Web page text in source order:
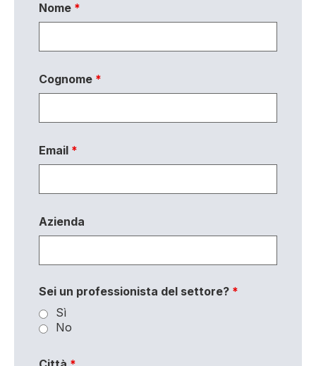
Nome *
Cognome *
Email *
Azienda
Sei un professionista del settore? *
Sì
No